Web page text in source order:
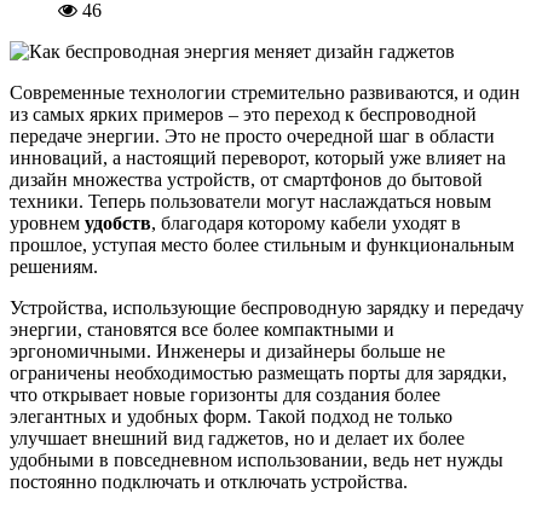
46
Современные технологии стремительно развиваются, и один
из самых ярких примеров – это переход к беспроводной
передаче энергии. Это не просто очередной шаг в области
инноваций, а настоящий переворот, который уже влияет на
дизайн множества устройств, от смартфонов до бытовой
техники. Теперь пользователи могут наслаждаться новым
уровнем удобств, благодаря которому кабели уходят в
прошлое, уступая место более стильным и функциональным
решениям.
Устройства, использующие беспроводную зарядку и передачу
энергии, становятся все более компактными и
эргономичными. Инженеры и дизайнеры больше не
ограничены необходимостью размещать порты для зарядки,
что открывает новые горизонты для создания более
элегантных и удобных форм. Такой подход не только
улучшает внешний вид гаджетов, но и делает их более
удобными в повседневном использовании, ведь нет нужды
постоянно подключать и отключать устройства.